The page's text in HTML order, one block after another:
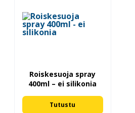
Roiskesuoja spray
400ml – ei silikonia
Tutustu